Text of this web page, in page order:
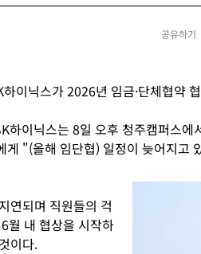
공유하기
이닉스가 2026년 임금·단체협약
하이닉스는 8일 오후 청주캠퍼스
게 "(올해 임단협) 일정이 늦어지고
연되며 직원들의 걱
월 내 협상을 시작하
이다.